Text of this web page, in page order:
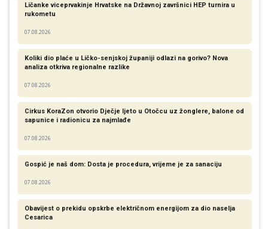
Ličanke viceprvakinje Hrvatske na Državnoj završnici HEP turnira u
rukometu
07.08.2026
Koliki dio plaće u Ličko-senjskoj županiji odlazi na gorivo? Nova
analiza otkriva regionalne razlike​
07.08.2026
Cirkus KoraZon otvorio Dječje ljeto u Otočcu uz žonglere, balone od
sapunice i radionicu za najmlađe
07.08.2026
Gospić je naš dom: Dosta je procedura, vrijeme je za sanaciju
07.08.2026
Obavijest o prekidu opskrbe električnom energijom za dio naselja
Cesarica